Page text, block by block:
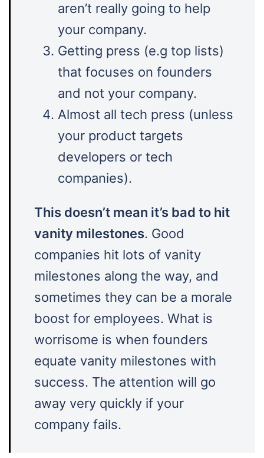
aren’t really going to help
your company.
Getting press (e.g top lists)
that focuses on founders
and not your company.
Almost all tech press (unless
your product targets
developers or tech
companies).
This doesn’t mean it’s bad to hit
vanity milestones. Good
companies hit lots of vanity
milestones along the way, and
sometimes they can be a morale
boost for employees. What is
worrisome is when founders
equate vanity milestones with
success. The attention will go
away very quickly if your
company fails.